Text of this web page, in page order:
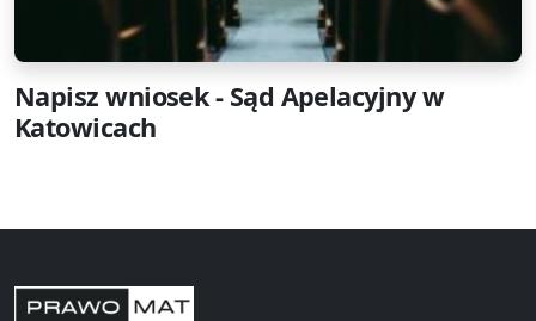
Napisz wniosek - Sąd Apelacyjny w
Katowicach